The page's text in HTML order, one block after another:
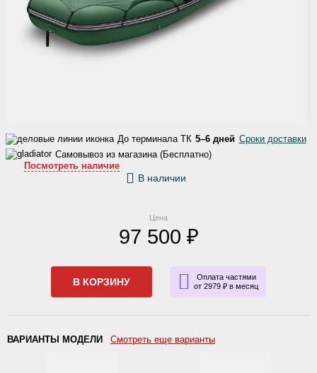
До терминала ТК 5–6 дней Сроки доставки
Самовывоз из магазина (Бесплатно)
Посмотреть наличие
В наличии
Цена
97 500 ₽
В КОРЗИНУ
Оплата частями
от 2979 ₽ в месяц
ВАРИАНТЫ МОДЕЛИ Смотреть еще варианты